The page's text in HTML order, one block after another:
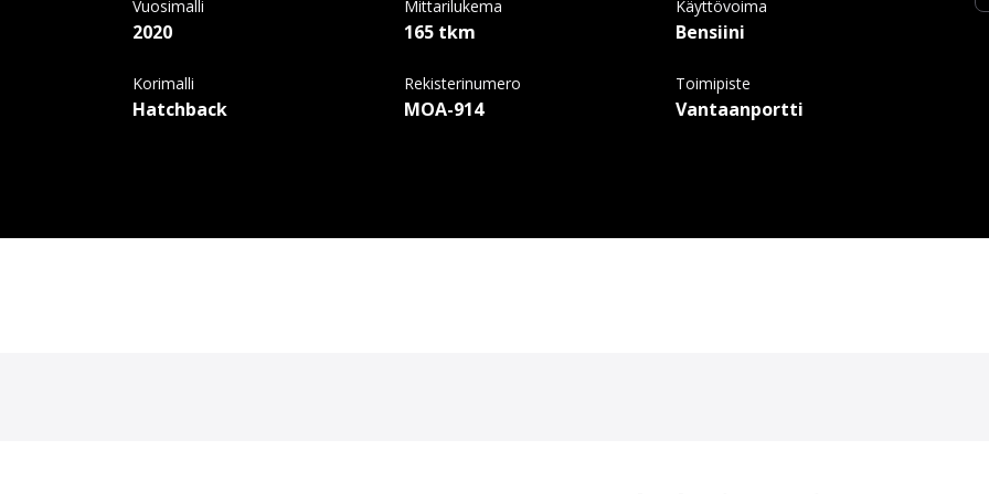
Vuosimalli
2020
Mittarilukema
165 tkm
Käyttövoima
Bensiini
Korimalli
Hatchback
Rekisterinumero
MOA-914
Toimipiste
Vantaanportti